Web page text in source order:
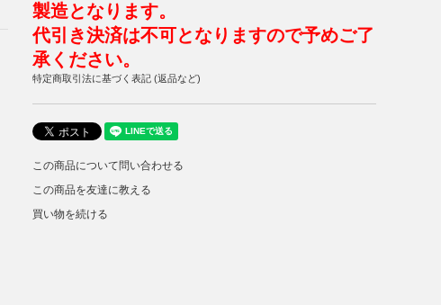
製造となります。
代引き決済は不可となりますので予めご了
承ください。
特定商取引法に基づく表記 (返品など)
この商品について問い合わせる
この商品を友達に教える
買い物を続ける